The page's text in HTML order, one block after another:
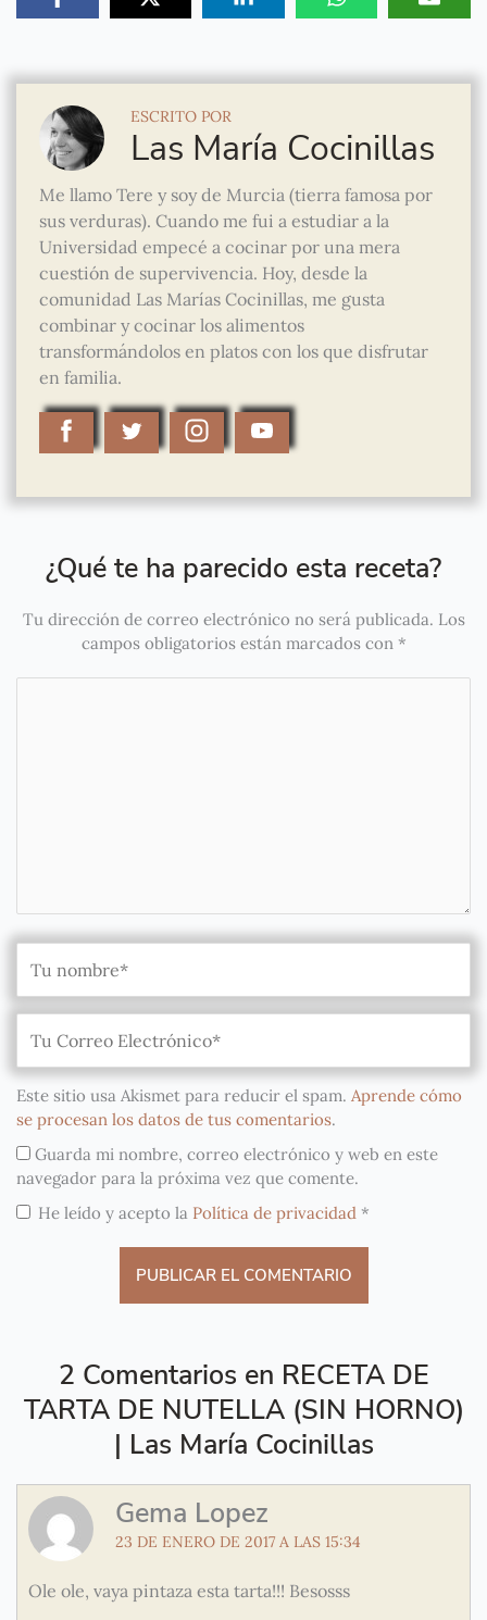
ESCRITO POR
Las María Cocinillas
Me llamo Tere y soy de Murcia (tierra famosa por
sus verduras). Cuando me fui a estudiar a la
Universidad empecé a cocinar por una mera
cuestión de supervivencia. Hoy, desde la
comunidad Las Marías Cocinillas, me gusta
combinar y cocinar los alimentos
transformándolos en platos con los que disfrutar
en familia.
¿Qué te ha parecido esta receta?
Tu dirección de correo electrónico no será publicada. Los
campos obligatorios están marcados con *
Este sitio usa Akismet para reducir el spam. Aprende cómo
se procesan los datos de tus comentarios.
Guarda mi nombre, correo electrónico y web en este
navegador para la próxima vez que comente.
He leído y acepto la Política de privacidad *
2 Comentarios en RECETA DE
TARTA DE NUTELLA (SIN HORNO)
| Las María Cocinillas
Gema Lopez
23 DE ENERO DE 2017 A LAS 15:34
Ole ole, vaya pintaza esta tarta!!! Besosss